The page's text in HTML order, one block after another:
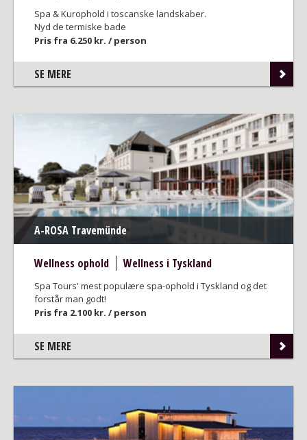
Spa & Kurophold i toscanske landskaber.
Nyd de termiske bade
Pris fra 6.250 kr. / person
SE MERE
A-ROSA Travemünde
Wellness ophold Wellness i Tyskland
Spa Tours' mest populære spa-ophold i Tyskland og det
forstår man godt!
Pris fra 2.100 kr. / person
SE MERE